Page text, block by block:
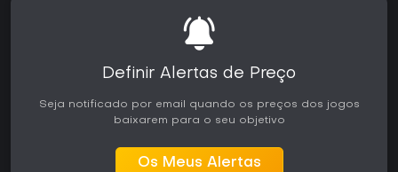
Definir Alertas de Preço
Seja notificado por email quando os preços dos jogos
baixarem para o seu objetivo
Os Meus Alertas